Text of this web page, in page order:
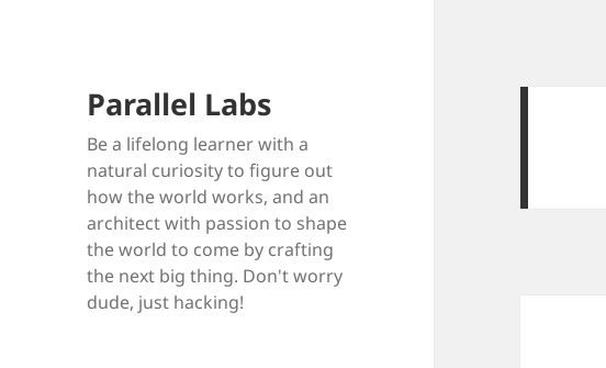
Parallel Labs
Be a lifelong learner with a
natural curiosity to figure out
how the world works, and an
architect with passion to shape
the world to come by crafting
the next big thing. Don't worry
dude, just hacking!